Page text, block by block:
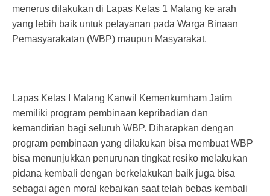
menerus dilakukan di Lapas Kelas 1 Malang ke arah
yang lebih baik untuk pelayanan pada Warga Binaan
Pemasyarakatan (WBP) maupun Masyarakat.
Lapas Kelas I Malang Kanwil Kemenkumham Jatim
memiliki program pembinaan kepribadian dan
kemandirian bagi seluruh WBP. Diharapkan dengan
program pembinaan yang dilakukan bisa membuat WBP
bisa menunjukkan penurunan tingkat resiko melakukan
pidana kembali dengan berkelakukan baik juga bisa
sebagai agen moral kebaikan saat telah bebas kembali